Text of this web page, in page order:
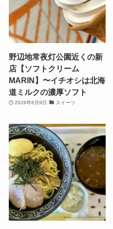
野辺地常夜灯公園近くの新
店【ソフトクリーム
MARIN】〜イチオシは北海
道ミルクの濃厚ソフト
2026年8月9日 スイーツ